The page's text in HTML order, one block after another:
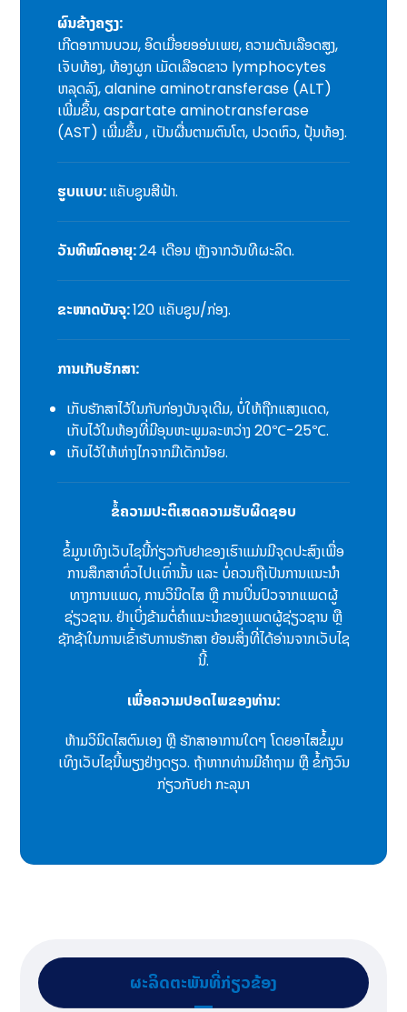
ຜົນຂ້າງຄຽງ:
ເກີດອາການບວມ, ອິດເມື່ອຍອອ່ນເພຍ, ຄວາມດັນເລືອດສູງ,
ເຈັບທ້ອງ, ທ້ອງຜູກ ເມັດເລືອດຂາວ lymphocytes
ຫລຸດລົງ, alanine aminotransferase (ALT)
ເພີ່ມຂຶ້ນ, aspartate aminotransferase
(AST) ເພີ່ມຂຶ້ນ , ເປັນຜື່ນຕາມຕົນໂຕ, ປວດຫົວ, ປຸ້ນທ້ອງ.
ຮູບແບບ:ແຄັບຊູນສີຟ້າ.
ວັນທີໝົດອາຍຸ:24 ເດືອນ ຫຼັງຈາກວັນທີຜະລິດ.
ຂະໜາດບັນຈຸ:120 ແຄັບຊູນ/ກ່ອງ.
ການເກັບຮັກສາ:
ເກັບຮັກສາໄວ້ໃນກັບກ່ອງບັນຈຸເດີມ, ບໍ່ໃຫ້ຖືກແສງແດດ,
ເກັບໄວ້ໃນຫ້ອງທີ່ມີອຸນຫະພູມລະຫວ່າງ 20℃-25℃.
ເກັບໄວ້ໃຫ້ຫ່າງໄກຈາກມືເດັກນ້ອຍ.
ຂໍ້ຄວາມປະຕິເສດຄວາມຮັບຜິດຊອບ
ຂໍ້ມູນເທິງເວັບໄຊນີ້ກ່ຽວກັບຢາຂອງເຮົາແມ່ນມີຈຸດປະສົງເພື່ອ
ການສຶກສາທົ່ວໄປເເທົ່ານັ້ນ ແລະ ບໍ່ຄວນຖືເປັນການແນະນຳ
ທາງການແພດ, ການວິນິດໄສ ຫຼື ການປິ່ນປົວຈາກແພດຜູ້
ຊ່ຽວຊານ. ຢ່າເບິ່ງຂ້າມຕໍ່ຄຳແນະນຳຂອງແພດຜູ້ຊ່ຽວຊານ ຫຼື
ຊັກຊ້າໃນການເຂົ້າຮັບການຮັກສາ ຍ້ອນສິ່ງທີ່ໄດ້ອ່ານຈາກເວັບໄຊ
ນີ້.
ເພື່ອຄວາມປອດໄພຂອງທ່ານ:
ຫ້າມວິນິດໄສຕົນເອງ ຫຼື ຮັກສາອາການໃດໆ ໂດຍອາໄສຂໍ້ມູນ
ເທິງເວັບໄຊນີ້ພຽງຢ່າງດຽວ. ຖ້າຫາກທ່ານມີຄຳຖາມ ຫຼື ຂໍ້ກັງວົນ
ກ່ຽວກັບຢາ ກະລຸນາ
ຜະລິດຕະພັນທີ່ກ່ຽວຂ້ອງ